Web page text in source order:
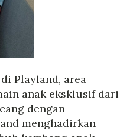
Playland, area
anak eksklusif dari
dengan
menghadirkan